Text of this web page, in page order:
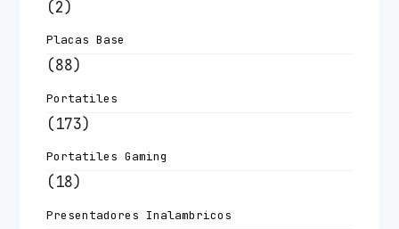
(2)
Placas Base
(88)
Portatiles
(173)
Portatiles Gaming
(18)
Presentadores Inalambricos